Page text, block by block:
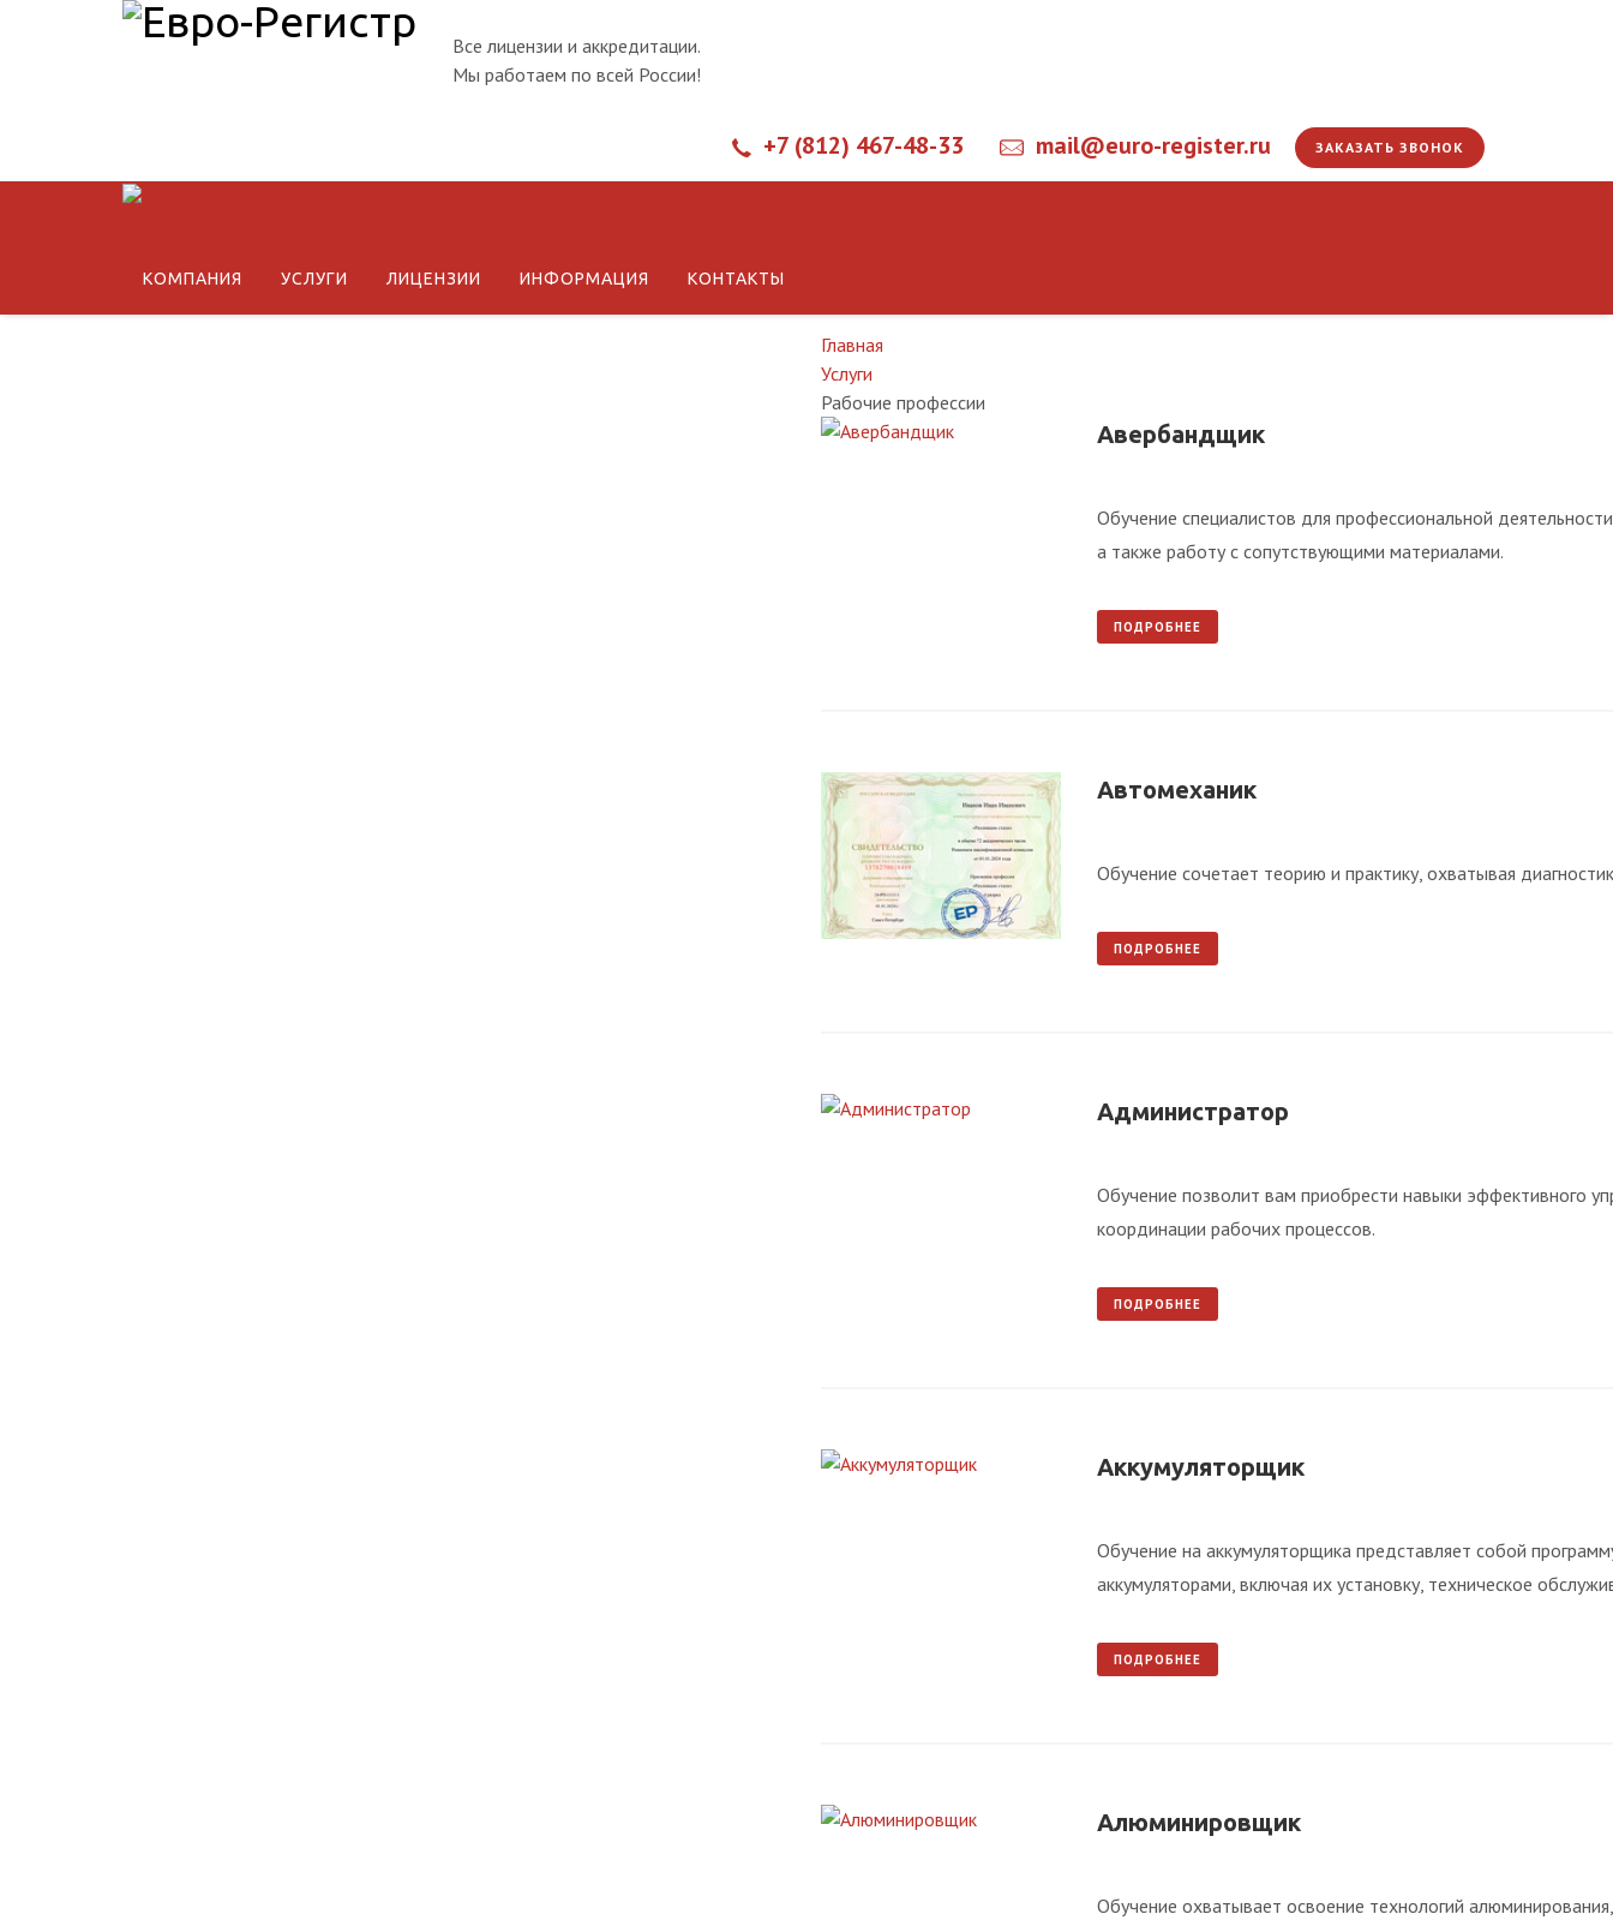
Все лицензии и аккредитации.
Мы работаем по всей России!
+7 (812) 467-48-33 mail@euro-register.ru ЗАКАЗАТЬ ЗВОНОК
КОМПАНИЯ УСЛУГИ ЛИЦЕНЗИИ ИНФОРМАЦИЯ КОНТАКТЫ
Главная
Услуги
Рабочие профессии
Авербандщик
Обучение специалистов для профессиональной
а также работу с сопутствующими материалами.
ПОДРОБНЕЕ
Автомеханик
Обучение сочетает теорию и практику, охватывая
ПОДРОБНЕЕ
Администратор
Обучение позволит вам приобрести навыки эффективного
координации рабочих процессов.
ПОДРОБНЕЕ
Аккумуляторщик
Обучение на аккумуляторщика представляет собой
аккумуляторами, включая их установку, техническое
ПОДРОБНЕЕ
Алюминировщик
Обучение охватывает освоение технологий